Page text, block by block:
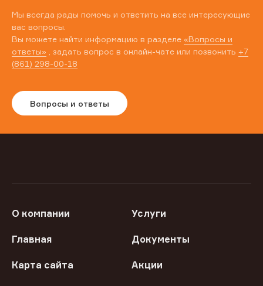
Мы всегда рады помочь и ответить на все интересующие
вас вопросы.
Вы можете найти информацию в разделе «Вопросы и
ответы» , задать вопрос в онлайн-чате или позвонить +7
(861) 298-00-18
Вопросы и ответы
О компании Услуги
Главная Документы
Карта сайта Акции